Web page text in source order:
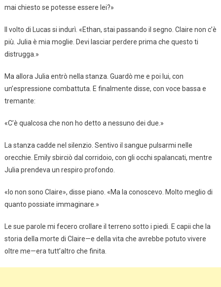
mai chiesto se potesse essere lei?»
Il volto di Lucas si indurì. «Ethan, stai passando il segno. Claire non c’è
più. Julia è mia moglie. Devi lasciar perdere prima che questo ti
distrugga.»
Ma allora Julia entrò nella stanza. Guardò me e poi lui, con
un’espressione combattuta. E finalmente disse, con voce bassa e
tremante:
«C’è qualcosa che non ho detto a nessuno dei due.»
La stanza cadde nel silenzio. Sentivo il sangue pulsarmi nelle
orecchie. Emily sbirciò dal corridoio, con gli occhi spalancati, mentre
Julia prendeva un respiro profondo.
«Io non sono Claire», disse piano. «Ma la conoscevo. Molto meglio di
quanto possiate immaginare.»
Le sue parole mi fecero crollare il terreno sotto i piedi. E capii che la
storia della morte di Claire—e della vita che avrebbe potuto vivere
oltre me—era tutt’altro che finita.